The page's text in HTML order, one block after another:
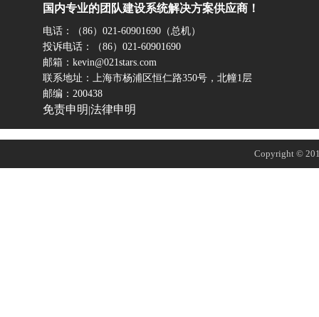
国内专业的团队建设系统解决方案供应商！
电话：（86）021-60901690（总机）
投诉电话：（86）021-60901690
邮箱：kevin@021stars.com
联系地址：上海市杨浦区恒仁路350号，北幢1层
邮编：200438
免责申明 法律申明
Copyright ©